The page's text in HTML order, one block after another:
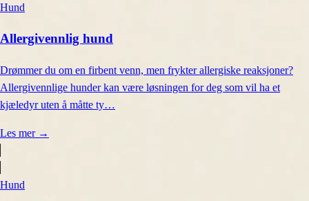
Hund
Allergivennlig hund
Drømmer du om en firbent venn, men frykter allergiske reaksjoner?
Allergivennlige hunder kan være løsningen for deg som vil ha et
kjæledyr uten å måtte ty…
Les mer →
Hund